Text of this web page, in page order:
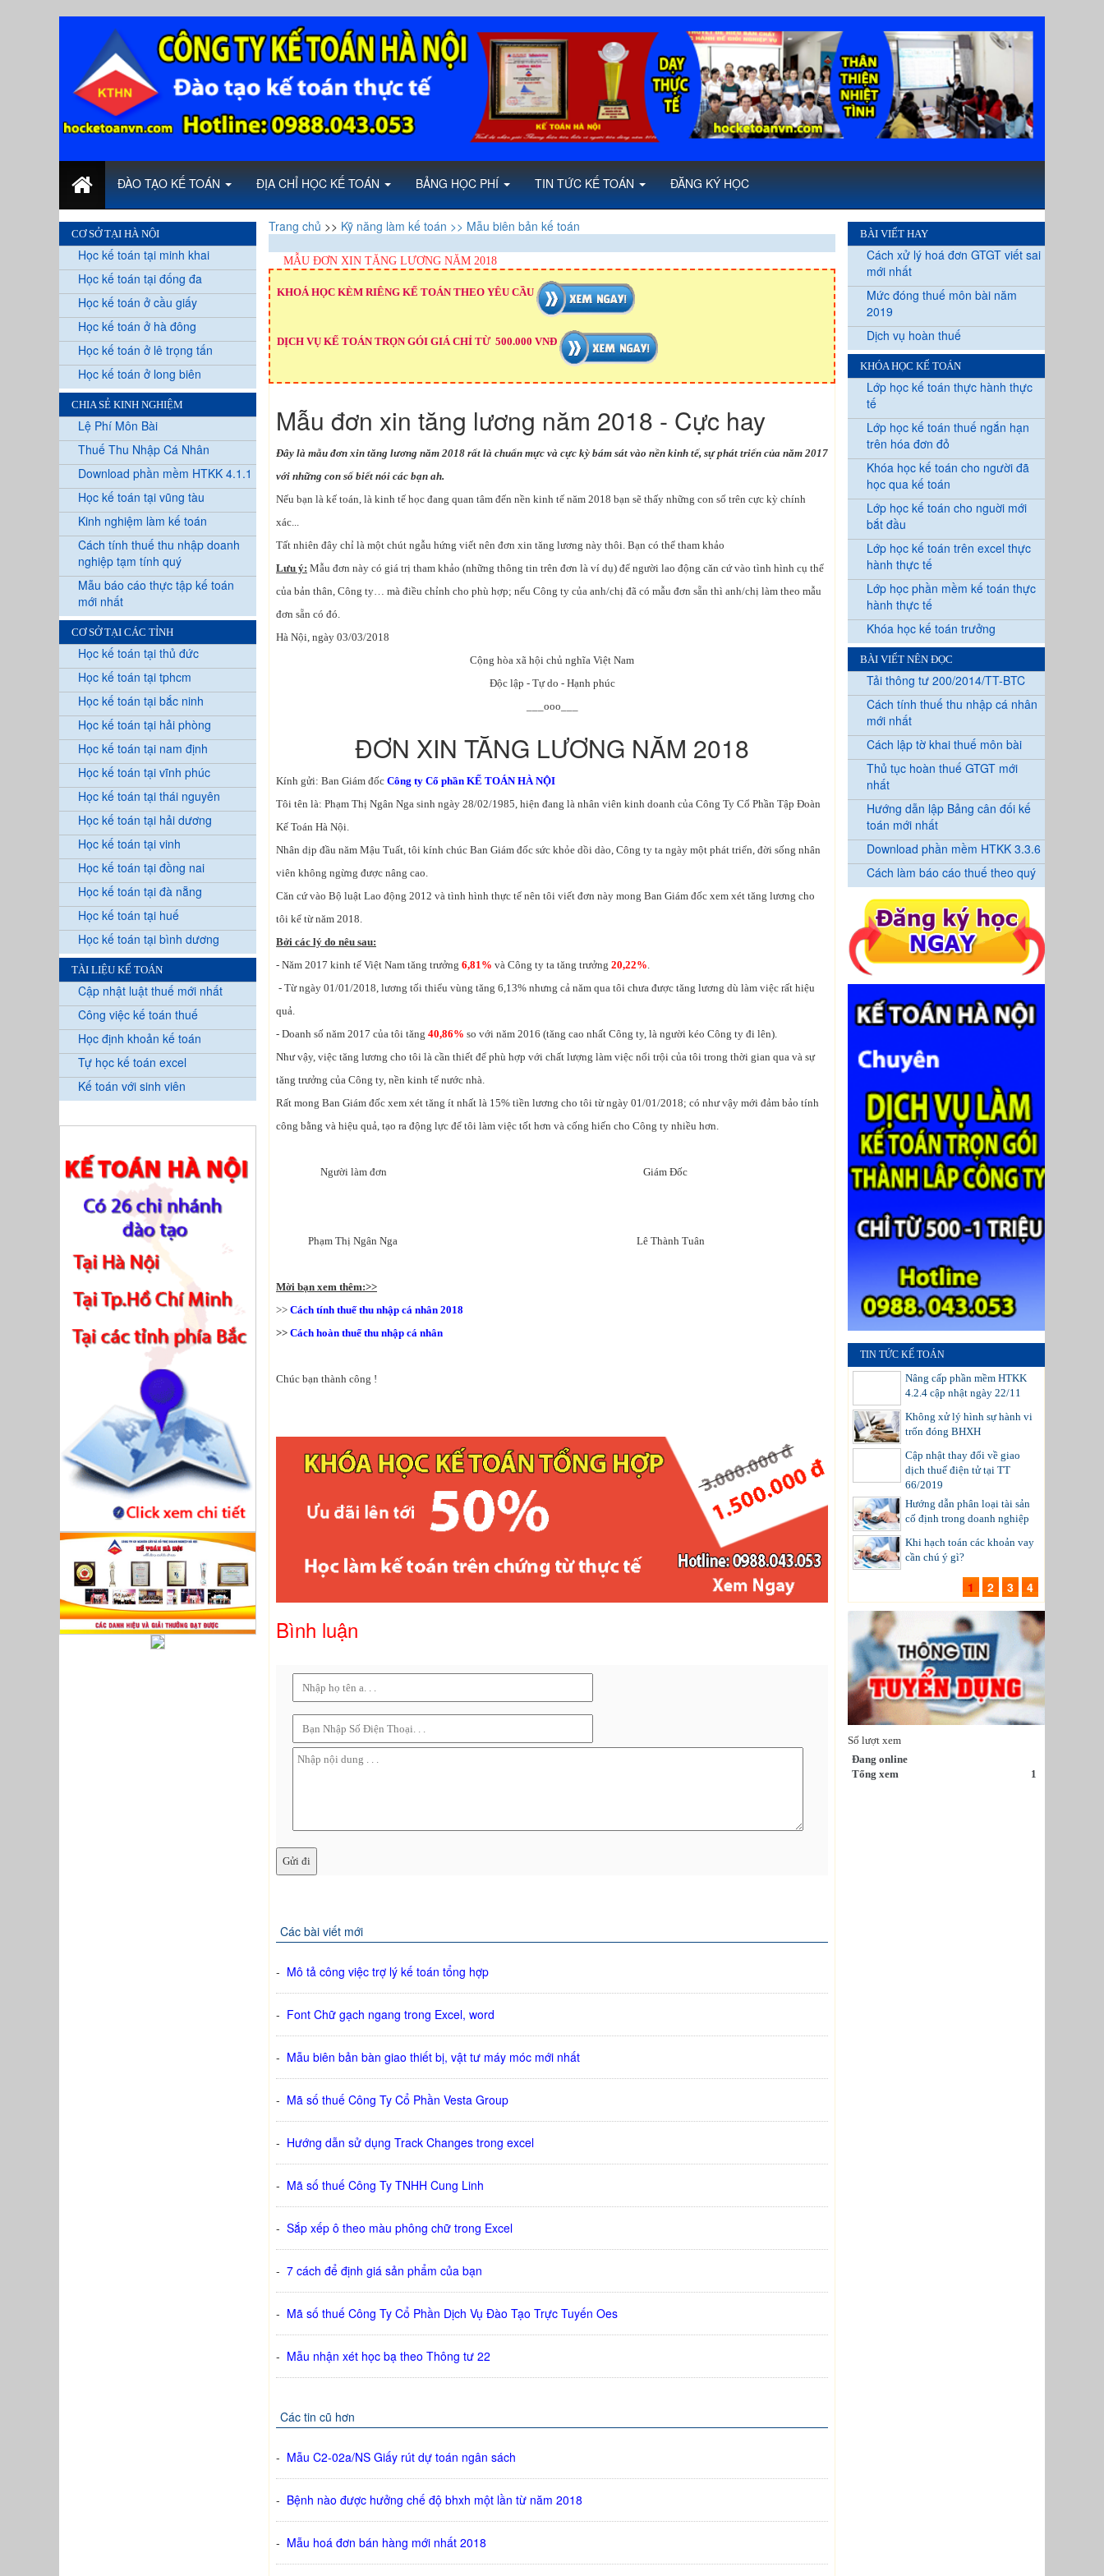
ĐÀO TẠO KẾ TOÁN ĐỊA CHỈ HỌC KẾ TOÁN BẢNG HỌC PHÍ TIN TỨC KẾ TOÁN ĐĂNG KÝ HỌC
CƠ SỞ TẠI HÀ NỘI
Học kế toán tại minh khai
Học kế toán tại đống đa
Học kế toán ở cầu giấy
Học kế toán ở hà đông
Học kế toán ở lê trọng tấn
Học kế toán ở long biên
CHIA SẺ KINH NGHIỆM
Lệ Phí Môn Bài
Thuế Thu Nhập Cá Nhân
Download phần mềm HTKK 4.1.1
Học kế toán tại vũng tàu
Kinh nghiệm làm kế toán
Cách tính thuế thu nhập doanh
nghiệp tạm tính quý
Mẫu báo cáo thực tập kế toán
mới nhất
CƠ SỞ TẠI CÁC TỈNH
Học kế toán tại thủ đức
Học kế toán tại tphcm
Học kế toán tại bắc ninh
Học kế toán tại hải phòng
Học kế toán tại nam định
Học kế toán tại vĩnh phúc
Học kế toán tại thái nguyên
Học kế toán tại hải dương
Học kế toán tại vinh
Học kế toán tại đồng nai
Học kế toán tại đà nẵng
Học kế toán tại huế
Học kế toán tại bình dương
TÀI LIỆU KẾ TOÁN
Cập nhật luật thuế mới nhất
Công việc kế toán thuế
Học định khoản kế toán
Tự học kế toán excel
Kế toán với sinh viên
Trang chủ >> Kỹ năng làm kế toán >> Mẫu biên bản kế toán
MẪU ĐƠN XIN TĂNG LƯƠNG NĂM 2018
KHOÁ HỌC KÈM RIÊNG KẾ TOÁN THEO YÊU CẦU
DỊCH VỤ KẾ TOÁN TRỌN GÓI GIÁ CHỈ TỪ 500.000 VNĐ
Mẫu đơn xin tăng lương năm 2018 - Cực hay
Đây là mẫu đơn xin tăng lương năm 2018 rất là chuẩn mực và cực kỳ bám sát vào nền kinh tế, sự phát triển của năm 2017
với những con số biết nói các bạn ah.
Nếu bạn là kế toán, là kinh tế học đang quan tâm đến nền kinh tế năm 2018 bạn sẽ thấy những con số trên cực kỳ chính
xác...
Tất nhiên đây chỉ là một chút ngẫu hứng viết nên đơn xin tăng lương này thôi. Bạn có thể tham khảo
Lưu ý: Mẫu đơn này có giá trị tham khảo (những thông tin trên đơn là ví dụ) để người lao động căn cứ vào tình hình cụ thể
của bản thân, Công ty… mà điều chỉnh cho phù hợp; nếu Công ty của anh/chị đã có mẫu đơn sẵn thì anh/chị làm theo mẫu
đơn sẵn có đó.
Hà Nội, ngày 03/03/2018
Cộng hòa xã hội chủ nghĩa Việt Nam
Độc lập - Tự do - Hạnh phúc
___ooo___
ĐƠN XIN TĂNG LƯƠNG NĂM 2018
Kính gửi: Ban Giám đốc Công ty Cổ phần KẾ TOÁN HÀ NỘI
Tôi tên là: Phạm Thị Ngân Nga sinh ngày 28/02/1985, hiện đang là nhân viên kinh doanh của Công Ty Cổ Phần Tập Đoàn
Kế Toán Hà Nội.
Nhân dịp đầu năm Mậu Tuất, tôi kính chúc Ban Giám đốc sức khỏe dồi dào, Công ty ta ngày một phát triển, đời sống nhân
viên không ngừng được nâng cao.
Căn cứ vào Bộ luật Lao động 2012 và tình hình thực tế nên tôi viết đơn này mong Ban Giám đốc xem xét tăng lương cho
tôi kể từ năm 2018.
Bởi các lý do nêu sau:
- Năm 2017 kinh tế Việt Nam tăng trưởng 6,81% và Công ty ta tăng trưởng 20,22%
- Từ ngày 01/01/2018, lương tối thiểu vùng tăng 6,13% nhưng cả năm qua tôi chưa được tăng lương dù làm việc rất hiệu
quả.
- Doanh số năm 2017 của tôi tăng 40,86% so với năm 2016 (tăng cao nhất Công ty, là người kéo Công ty đi lên).
Như vậy, việc tăng lương cho tôi là cần thiết để phù hợp với chất lượng làm việc nổi trội của tôi trong thời gian qua và sự
tăng trưởng của Công ty, nền kinh tế nước nhà.
Rất mong Ban Giám đốc xem xét tăng ít nhất là 15% tiền lương cho tôi từ ngày 01/01/2018; có như vậy mới đảm bảo tính
công bằng và hiệu quả, tạo ra động lực để tôi làm việc tốt hơn và cống hiến cho Công ty nhiều hơn.
Người làm đơn Giám Đốc
Phạm Thị Ngân Nga Lê Thành Tuân
Mời bạn xem thêm:>>
>> Cách tính thuế thu nhập cá nhân 2018
>> Cách hoàn thuế thu nhập cá nhân
Chúc bạn thành công !
Bình luận
Các bài viết mới
- Mô tả công việc trợ lý kế toán tổng hợp
- Font Chữ gạch ngang trong Excel, word
- Mẫu biên bản bàn giao thiết bị, vật tư máy móc mới nhất
- Mã số thuế Công Ty Cổ Phần Vesta Group
- Hướng dẫn sử dụng Track Changes trong excel
- Mã số thuế Công Ty TNHH Cung Linh
- Sắp xếp ô theo màu phông chữ trong Excel
- 7 cách để định giá sản phẩm của bạn
- Mã số thuế Công Ty Cổ Phần Dịch Vụ Đào Tạo Trực Tuyến Oes
- Mẫu nhận xét học bạ theo Thông tư 22
Các tin cũ hơn
- Mẫu C2-02a/NS Giấy rút dự toán ngân sách
- Bệnh nào được hưởng chế độ bhxh một lần từ năm 2018
- Mẫu hoá đơn bán hàng mới nhất 2018
BÀI VIẾT HAY
Cách xử lý hoá đơn GTGT viết sai
mới nhất
Mức đóng thuế môn bài năm
2019
Dịch vụ hoàn thuế
KHÓA HỌC KẾ TOÁN
Lớp học kế toán thực hành thực
tế
Lớp học kế toán thuế ngắn hạn
trên hóa đơn đỏ
Khóa học kế toán cho người đã
học qua kế toán
Lớp học kế toán cho nguời mới
bắt đầu
Lớp học kế toán trên excel thực
hành thực tế
Lớp học phần mềm kế toán thực
hành thực tế
Khóa học kế toán trưởng
BÀI VIẾT NÊN ĐỌC
Tải thông tư 200/2014/TT-BTC
Cách tính thuế thu nhập cá nhân
mới nhất
Cách lập tờ khai thuế môn bài
Thủ tục hoàn thuế GTGT mới
nhất
Hướng dẫn lập Bảng cân đối kế
toán mới nhất
Download phần mềm HTKK 3.3.6
Cách làm báo cáo thuế theo quý
TIN TỨC KẾ TOÁN
Nâng cấp phần mềm HTKK
4.2.4 cập nhật ngày 22/11
Không xử lý hình sự hành vi
trốn đóng BHXH
Cập nhật thay đổi về giao
dịch thuế điện tử tại TT
66/2019
Hướng dẫn phân loại tài sản
cố định trong doanh nghiệp
Khi hạch toán các khoản vay
cần chú ý gì?
1 2 3 4
Số lượt xem
Đang online
Tổng xem
1